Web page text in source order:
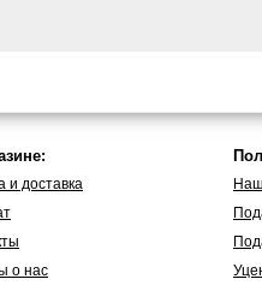
и доставка
о нас